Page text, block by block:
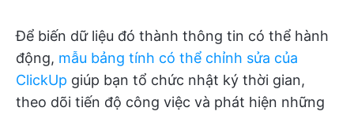
Để biến dữ liệu đó thành thông tin có thể hành
động, mẫu bảng tính có thể chỉnh sửa của
ClickUp giúp bạn tổ chức nhật ký thời gian,
theo dõi tiến độ công việc và phát hiện những